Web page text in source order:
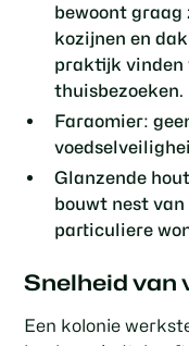
bewoont graag
kozijnen en
praktijk vinden
thuisbezoeken.
Faraomier:
Glanzende
bouwt nest
particuliere
Snelheid van
Een kolonie